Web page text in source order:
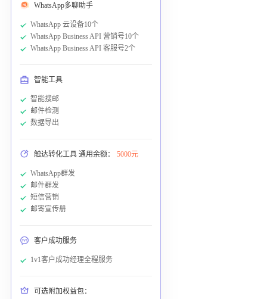
WhatsApp多聊助手
WhatsApp 云设备10个
WhatsApp Business API 营销号10个
WhatsApp Business API 客服号2个
智能工具
智能搜邮
邮件检测
数据导出
触达转化工具 通用余额： 5000元
WhatsApp群发
邮件群发
短信营销
邮寄宣传册
客户成功服务
1v1客户成功经理全程服务
可选附加权益包：